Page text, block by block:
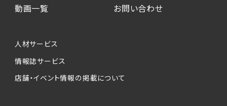
動画一覧
お問い合わせ
人材サービス
情報誌サービス
店舗・イベント情報の掲載について